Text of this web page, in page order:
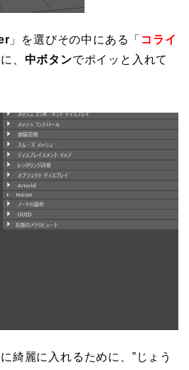
」を選びその中にある「 コライ
、 中ボタンでポイッと入れて
綺麗に入れるために、”じょう